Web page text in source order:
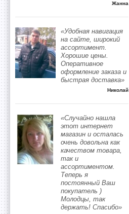
Жанна
«Удобная навигация
на сайте, широкий
ассортимент.
Хорошие цены.
Оперативное
оформление заказа и
быстрая доставка»
Николай
«Случайно нашла
этот интернет
магазин и осталась
очень довольна как
качеством товара,
так и
ассортиментом.
Теперь я
постоянный Ваш
покупатель )
Молодцы, так
держать! Спасибо»